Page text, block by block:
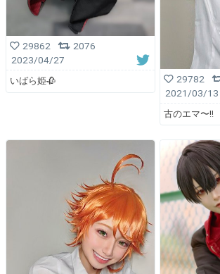
29862
2076
2023/04/27
いばら姫🥀 29782
2021/03/13
古のエマ〜!!